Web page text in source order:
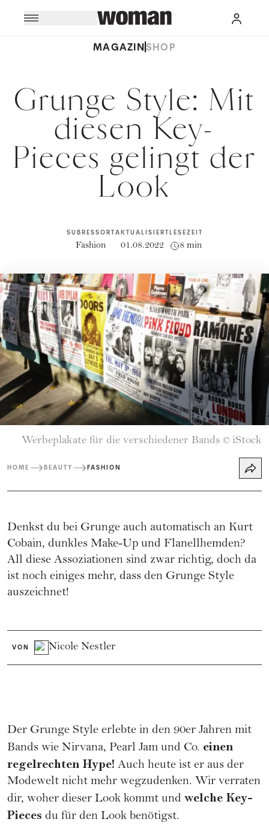
MAGAZINSHOP
Grunge Style: Mit
diesen Key-
Pieces gelingt der
Look
SUBRESSORT
Fashion
AKTUALISIERT
01.08.2022
LESEZEIT
8 min
Werbeplakate für die verschiedener Bands © iStock
HOME BEAUTY FASHION
Denkst du bei Grunge auch automatisch an Kurt
Cobain, dunkles Make-Up und Flanellhemden?
All diese Assoziationen sind zwar richtig, doch da
ist noch einiges mehr, dass den Grunge Style
auszeichnet!
VON Nicole Nestler
Der Grunge Style erlebte in den 90er Jahren mit
Bands wie Nirvana, Pearl Jam und Co. einen
regelrechten Hype! Auch heute ist er aus der
Modewelt nicht mehr wegzudenken. Wir verraten
dir, woher dieser Look kommt und welche Key-
Pieces du für den Look benötigst.